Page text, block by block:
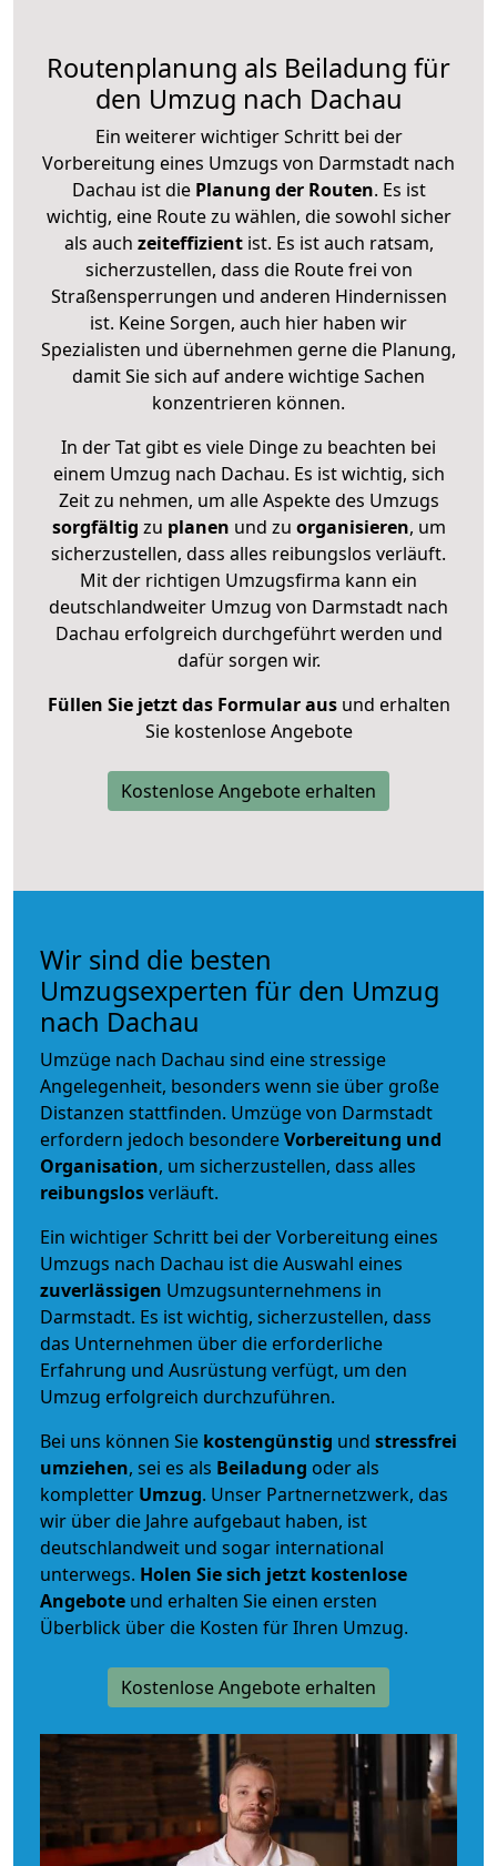
Routenplanung als Beiladung für
den Umzug nach Dachau
Ein weiterer wichtiger Schritt bei der
Vorbereitung eines Umzugs von Darmstadt nach
Dachau ist diePlanung der Routen. Es ist
wichtig, eine Route zu wählen, die sowohl sicher
als auch zeiteffizientist. Es ist auch ratsam,
sicherzustellen, dass die Route frei von
Straßensperrungen und anderen Hindernissen
ist. Keine Sorgen, auch hier haben wir
Spezialisten und übernehmen gerne die Planung,
damit Sie sich auf andere wichtige Sachen
konzentrieren können.
In der Tat gibt es viele Dinge zu beachten bei
einem Umzug nach Dachau. Es ist wichtig, sich
Zeit zu nehmen, um alle Aspekte des Umzugs
sorgfältig zu planen und zu organisieren, um
sicherzustellen, dass alles reibungslos verläuft.
Mit der richtigen Umzugsfirma kann ein
deutschlandweiter Umzug von Darmstadt nach
Dachau erfolgreich durchgeführt werden und
dafür sorgen wir.
Füllen Sie jetzt das Formular ausund erhalten
Sie kostenlose Angebote
Kostenlose Angebote erhalten
Wir sind die besten
Umzugsexperten für den Umzug
nach Dachau
Umzüge nach Dachau sind eine stressige
Angelegenheit, besonders wenn sie über große
Distanzen stattfinden. Umzüge von Darmstadt
erfordern jedoch besondereVorbereitung und
Organisation, um sicherzustellen, dass alles
reibungslosverläuft.
Ein wichtiger Schritt bei der Vorbereitung eines
Umzugs nach Dachau ist die Auswahl eines
zuverlässigen Umzugsunternehmens in
Darmstadt. Es ist wichtig, sicherzustellen, dass
das Unternehmen über die erforderliche
Erfahrung und Ausrüstung verfügt, um den
Umzug erfolgreich durchzuführen.
Bei uns können Sie kostengünstig und stressfrei
umziehen, sei es als Beiladung oder als
kompletter Umzug. Unser Partnernetzwerk, das
wir über die Jahre aufgebaut haben, ist
deutschlandweit und sogar international
unterwegs. Holen Sie sich jetzt kostenlose
Angebote und erhalten Sie einen ersten
Überblick über die Kosten für Ihren Umzug.
Kostenlose Angebote erhalten